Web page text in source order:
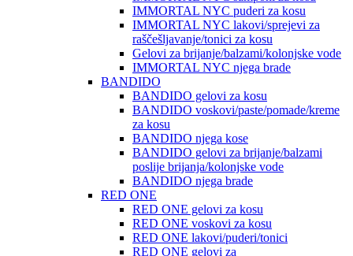
IMMORTAL NYC puderi za kosu
IMMORTAL NYC lakovi/sprejevi za
raščešljavanje/tonici za kosu
Gelovi za brijanje/balzami/kolonjske vode
IMMORTAL NYC njega brade
BANDIDO
BANDIDO gelovi za kosu
BANDIDO voskovi/paste/pomade/kreme
za kosu
BANDIDO njega kose
BANDIDO gelovi za brijanje/balzami
poslije brijanja/kolonjske vode
BANDIDO njega brade
RED ONE
RED ONE gelovi za kosu
RED ONE voskovi za kosu
RED ONE lakovi/puderi/tonici
RED ONE gelovi za